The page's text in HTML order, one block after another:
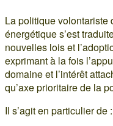
La politique volontariste
énergétique s’est
nouvelles lois et
exprimant à la fois
domaine et l’intérêt
qu’axe prioritaire de la
Il s’agit en particulier de :